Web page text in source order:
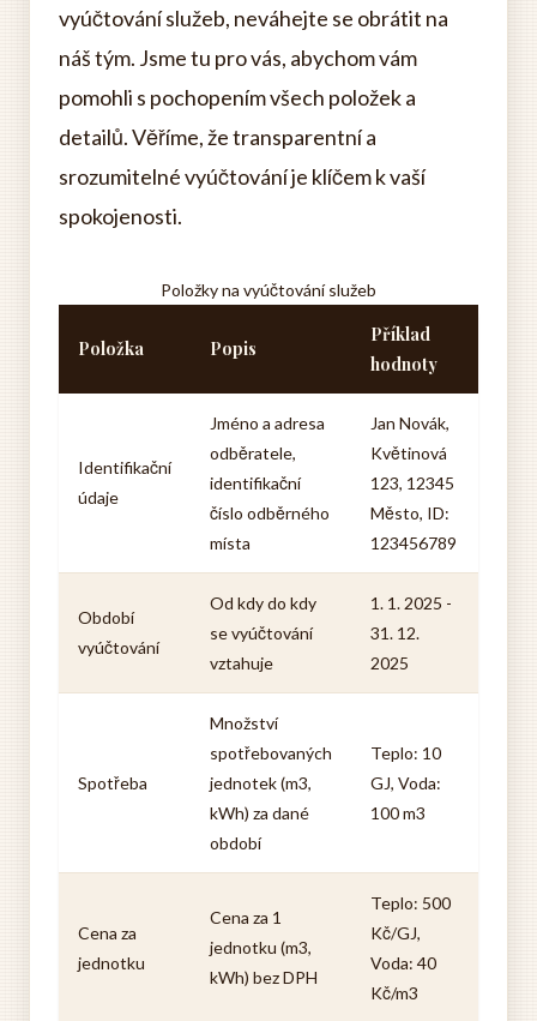
vyúčtování služeb, neváhejte se obrátit na
náš tým. Jsme tu pro vás, abychom vám
pomohli s pochopením všech položek a
detailů. Věříme, že transparentní a
srozumitelné vyúčtování je klíčem k vaší
spokojenosti.
Položky na vyúčtování služeb
Položka Popis
Příklad
hodnoty
Identifikační
údaje
Jméno a adresa
odběratele,
identifikační
číslo odběrného
místa
Jan Novák,
Květinová
123, 12345
Město, ID:
123456789
Období
vyúčtování
Od kdy do kdy
se vyúčtování
vztahuje
1. 1. 2025 -
31. 12.
2025
Spotřeba
Množství
spotřebovaných
jednotek (m3,
kWh) za dané
období
Teplo: 10
GJ, Voda:
100 m3
Cena za
jednotku
Cena za 1
jednotku (m3,
kWh) bez DPH
Teplo: 500
Kč/GJ,
Voda: 40
Kč/m3